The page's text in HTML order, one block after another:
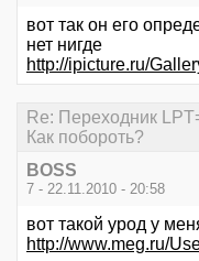
вот так он его
нет нигде
http://ipicture.ru/
Re: Переходник
Как побороть?
BOSS
7 - 22.11.2010 - 20:58
вот такой урод у
http://www.meg.ru/